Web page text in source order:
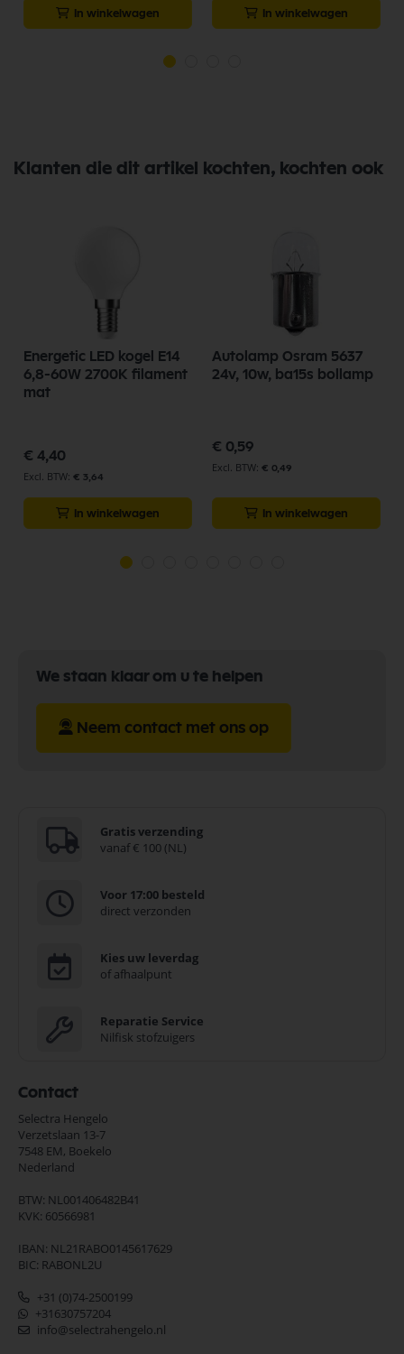
In winkelwagen In winkelwagen
Klanten die dit artikel kochten, kochten ook
Energetic LED kogel E14
6,8-60W 2700K filament
mat
€ 4,40
€ 3,64
In winkelwagen
Autolamp Osram 5637
24v, 10w, ba15s bollamp
€ 0,59
€ 0,49
In winkelwagen
We staan klaar om u te helpen
Neem contact met ons op
Gratis verzending
vanaf € 100 (NL)
Voor 17:00 besteld
direct verzonden
Kies uw leverdag
of afhaalpunt
Reparatie Service
Nilfisk stofzuigers
Contact
Selectra Hengelo
Verzetslaan 13-7
7548 EM, Boekelo
Nederland
BTW: NL001406482B41
KVK: 60566981
IBAN: NL21RABO0145617629
BIC: RABONL2U
+31 (0)74-2500199
+31630757204
info@selectrahengelo.nl